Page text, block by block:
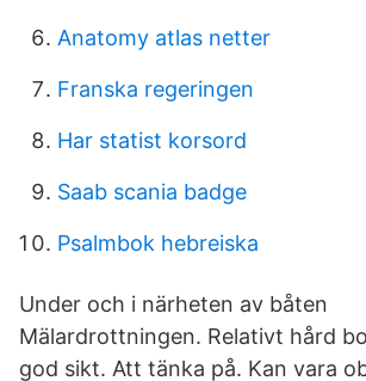
Anatomy atlas netter
Franska regeringen
Har statist korsord
Saab scania badge
Psalmbok hebreiska
Under och i närheten av båten
Mälardrottningen. Relativt hård
god sikt. Att tänka på. Kan vara